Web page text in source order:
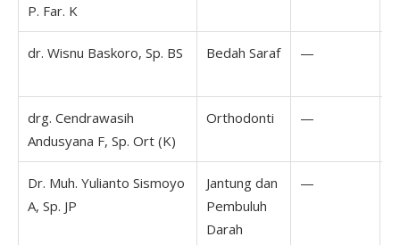
P. Far. K
dr. Wisnu Baskoro, Sp. BS Bedah Saraf —
drg. Cendrawasih
Andusyana F, Sp. Ort (K)
Orthodonti —
Dr. Muh. Yulianto Sismoyo
A, Sp. JP
Jantung dan
Pembuluh
Darah
—